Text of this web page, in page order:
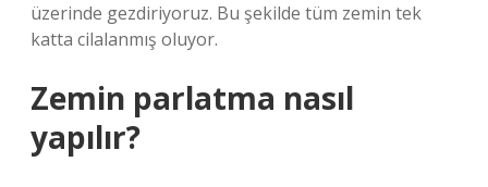
üzerinde gezdiriyoruz. Bu şekilde tüm zemin tek
katta cilalanmış oluyor.
Zemin parlatma nasıl
yapılır?